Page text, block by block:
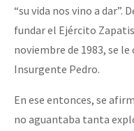
“su vida nos vino a dar”.
fundar el Ejército
noviembre de 1983, se
Insurgente Pedro.
En ese entonces, se
no aguantaba tanta